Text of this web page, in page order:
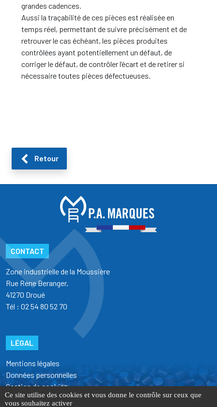
grandes cadences.
Aussi la traçabilité de ces pièces est réalisée en
temps réel, permettant de suivre précisément et de
retrouver le cas échéant, les pièces produites
contrôlées ayant potentiellement un défaut, de
corriger le défaut, de contrôler l’écart et de retirer si
nécessaire toutes pièces défectueuses.
Retour
CONTACT
Zone industrielle de la Moussière
Rue Rene Beranger,
41270 Droué
Tél : 02 54 80 52 70
LÉGAL
Mentions légales
Données personnelles
Gestion de cookies
Ce site utilise des cookies et vous donne le contrôle sur ceux que
vous souhaitez activer